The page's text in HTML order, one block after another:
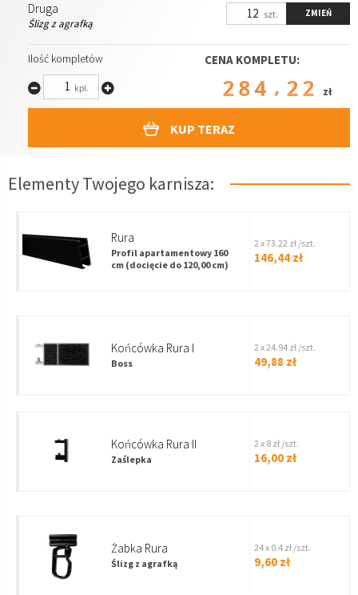
Druga
Ślizg z agrafką
szt. ZMIEŃ
Ilość kompletów
kpl.
CENA KOMPLETU:
284.22 zł
KUP TERAZ
Elementy Twojego karnisza:
Rura
Profil apartamentowy 160
cm (docięcie do 120,00 cm)
2 x 73.22 zł /szt.
146,44 zł
Końcówka Rura I
Boss
2 x 24.94 zł /szt.
49,88 zł
Końcówka Rura II
Zaślepka
2 x 8 zł /szt.
16,00 zł
Żabka Rura
Ślizg z agrafką
24 x 0.4 zł /szt.
9,60 zł